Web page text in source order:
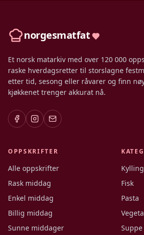
norgesmatfat
Et norsk matarkiv med over 120 000
raske hverdagsretter til storslagne
etter tid, sesong eller råvarer og finn
kjøkkenet trenger akkurat nå.
OPPSKRIFTER
Alle oppskrifter
Rask middag
Enkel middag
Billig middag
Sunne middager
Kylling
Fisk
Pasta
Suppe